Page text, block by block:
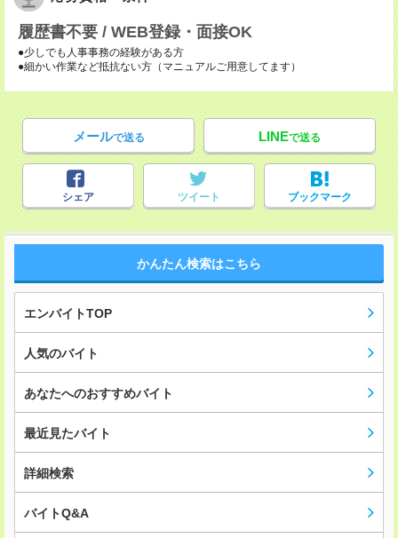
履歴書不要 / WEB登録・面接OK
●少しでも人事事務の経験がある方
●細かい作業など抵抗ない方（マニュアルご用意してます）
メールで送る LINEで送る
シェア ツイート ブックマーク
かんたん検索はこちら
エンバイトTOP
人気のバイト
あなたへのおすすめバイト
最近見たバイト
詳細検索
バイトQ&A